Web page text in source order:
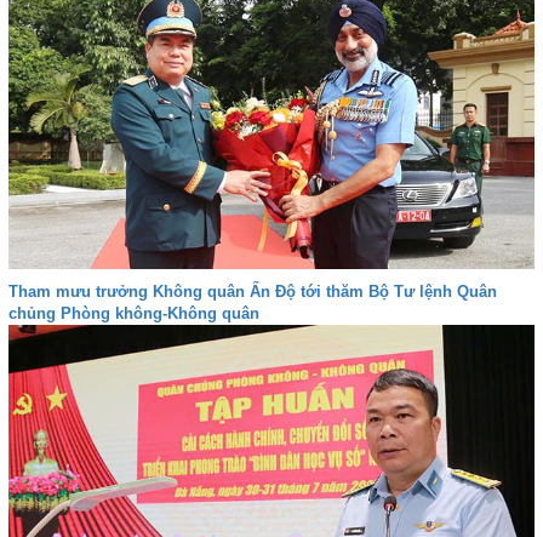
Tham mưu trưởng Không quân Ấn Độ tới thăm Bộ Tư lệnh Quân
chủng Phòng không-Không quân